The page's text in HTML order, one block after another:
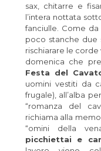
sax, chitarre e
l’intera nottata
fanciulle. Come
poco stanche due
rischiarare le
domenica che
Festa del
uomini vestiti da
frugale), all’alba
“romanza del
richiama alla
“omini della
picchiettai e